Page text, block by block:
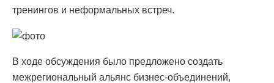
тренингов и неформальных встреч.
В ходе обсуждения было предложено создать
межрегиональный альянс бизнес-объединений,